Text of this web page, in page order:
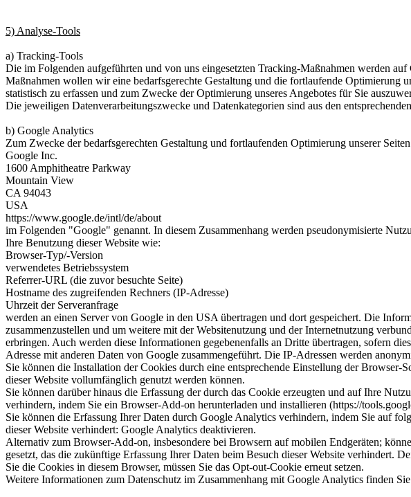
5) Analyse-Tools
a) Tracking-Tools
Die im Folgenden aufgeführten und von uns eingesetzten Tracking-Maßnahmen werden
Maßnahmen wollen wir eine bedarfsgerechte Gestaltung und die fortlaufende Optimierung
statistisch zu erfassen und zum Zwecke der Optimierung unseres Angebotes für Sie
Die jeweiligen Datenverarbeitungszwecke und Datenkategorien sind aus den
b) Google Analytics
Zum Zwecke der bedarfsgerechten Gestaltung und fortlaufenden Optimierung unserer
Google Inc.
1600 Amphitheatre Parkway
Mountain View
CA 94043
USA
https://www.google.de/intl/de/about
im Folgenden "Google" genannt. In diesem Zusammenhang werden pseudonymisierte
Ihre Benutzung dieser Website wie:
Browser-Typ/-Version
verwendetes Betriebssystem
Referrer-URL (die zuvor besuchte Seite)
Hostname des zugreifenden Rechners (IP-Adresse)
Uhrzeit der Serveranfrage
werden an einen Server von Google in den USA übertragen und dort gespeichert. Die
zusammenzustellen und um weitere mit der Websitenutzung und der Internetnutzung
erbringen. Auch werden diese Informationen gegebenenfalls an Dritte übertragen, sofern
Adresse mit anderen Daten von Google zusammengeführt. Die IP-Adressen werden
Sie können die Installation der Cookies durch eine entsprechende Einstellung der
dieser Website vollumfänglich genutzt werden können.
Sie können darüber hinaus die Erfassung der durch das Cookie erzeugten und auf Ihre
verhindern, indem Sie ein Browser-Add-on herunterladen und installieren (https://
Sie können die Erfassung Ihrer Daten durch Google Analytics verhindern, indem Sie auf
dieser Website verhindert: Google Analytics deaktivieren.
Alternativ zum Browser-Add-on, insbesondere bei Browsern auf mobilen Endgeräten;
gesetzt, das die zukünftige Erfassung Ihrer Daten beim Besuch dieser Website verhindert.
Sie die Cookies in diesem Browser, müssen Sie das Opt-out-Cookie erneut setzen.
Weitere Informationen zum Datenschutz im Zusammenhang mit Google Analytics finden